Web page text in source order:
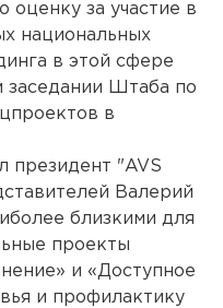
оценку за участие в
национальных
в этой сфере
заседании Штаба по
в
президент "AVS
Валерий
близкими для
проекты
и «Доступное
и профилактику